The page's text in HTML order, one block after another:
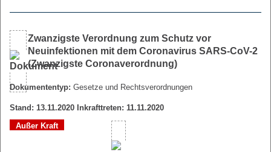
Zwanzigste Verordnung zum Schutz vor
Neuinfektionen mit dem Coronavirus SARS-CoV-2
(Zwanzigste Coronaverordnung)
Dokumententyp: Gesetze und Rechtsverordnungen
Stand: 13.11.2020 Inkrafttreten: 11.11.2020
Außer Kraft